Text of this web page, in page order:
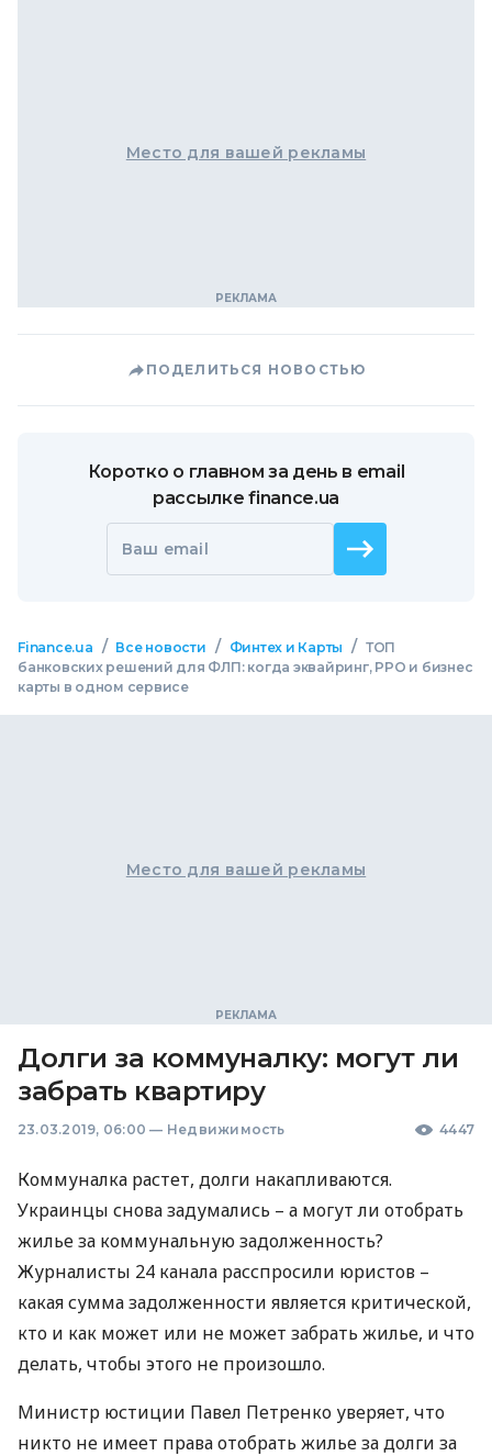
Место для вашей рекламы
ПОДЕЛИТЬСЯ НОВОСТЬЮ
Коротко о главном за день в email
рассылке finance.ua
Ваш email
Finance.ua / Все новости / Финтех и Карты / ТОП
банковских решений для ФЛП: когда эквайринг, РРО и бизнес
карты в одном сервисе
Место для вашей рекламы
Долги за коммуналку: могут ли
забрать квартиру
23.03.2019, 06:00 — Недвижимость 4447
Коммуналка растет, долги накапливаются.
Украинцы снова задумались – а могут ли отобрать
жилье за коммунальную задолженность?
Журналисты 24 канала расспросили юристов –
какая сумма задолженности является критической,
кто и как может или не может забрать жилье, и что
делать, чтобы этого не произошло.
Министр юстиции Павел Петренко уверяет, что
никто не имеет права отобрать жилье за долги за